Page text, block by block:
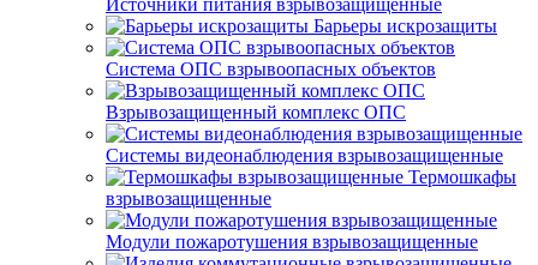
Источники питания взрывозащищенные
Барьеры искрозащиты
Система ОПС взрывоопасных объектов
Взрывозащищенный комплекс ОПС
Системы видеонаблюдения взрывозащищенные
Термошкафы
взрывозащищенные
Модули пожаротушения взрывозащищенные